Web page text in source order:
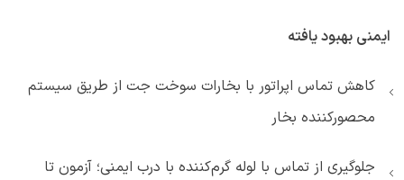
ایمنی بهبود یافته
کاهش تماس اپراتور با بخارات سوخت جت از طریق سیستم
محصورکننده بخار
جلوگیری از تماس با لوله گرم‌کننده با درب ایمنی؛ آزمون تا